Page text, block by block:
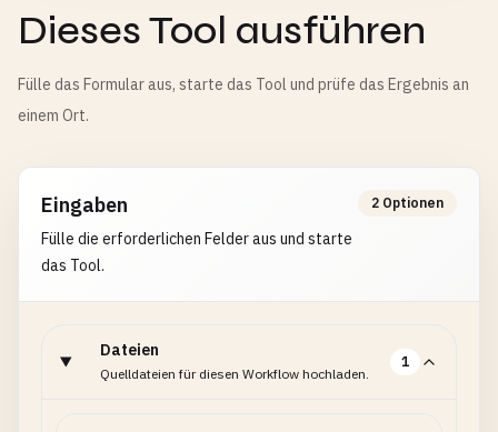
Dieses Tool ausführen
Fülle das Formular aus, starte das Tool und prüfe das Ergebnis an
einem Ort.
Eingaben
Fülle die erforderlichen Felder aus und starte
das Tool.
2 Optionen
Dateien
Quelldateien für diesen Workflow hochladen.
1